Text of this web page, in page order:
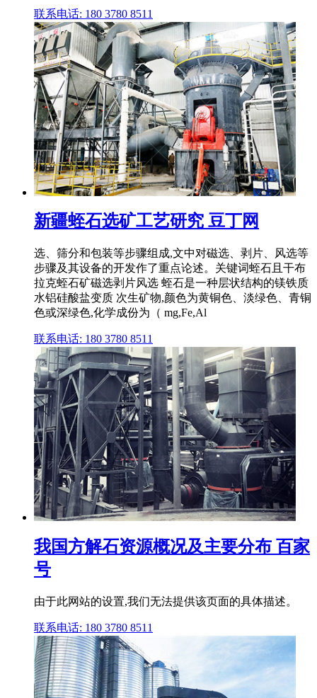
联系电话: 180 3780 8511
新疆蛭石选矿工艺研究 豆丁网
选、筛分和包装等步骤组成,文中对磁选、剥片、风选等
步骤及其设备的开发作了重点论述。关键词蛭石且干布
拉克蛭石矿磁选剥片风选 蛭石是一种层状结构的镁铁质
水铝硅酸盐变质 次生矿物,颜色为黄铜色、淡绿色、青铜
色或深绿色,化学成份为（ mg,Fe,Al
联系电话: 180 3780 8511
我国方解石资源概况及主要分布 百家
号
由于此网站的设置,我们无法提供该页面的具体描述。
联系电话: 180 3780 8511